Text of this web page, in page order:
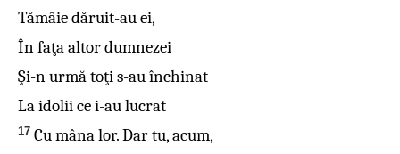
Tămâie dăruit-au ei,
În faţa altor dumnezei
Şi-n urmă toţi s-au închinat
La idolii ce i-au lucrat
17 Cu mâna lor. Dar tu, acum,